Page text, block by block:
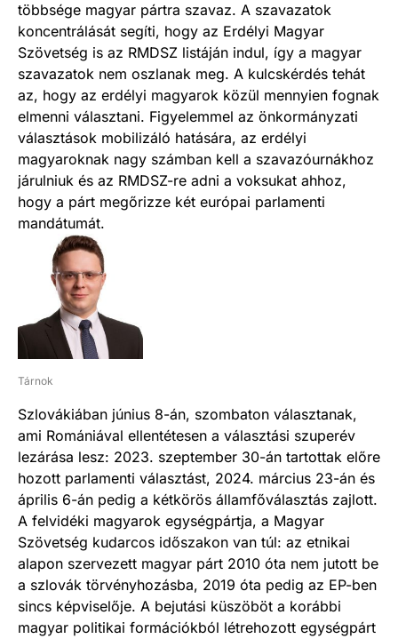
többsége magyar pártra szavaz. A szavazatok
koncentrálását segíti, hogy az Erdélyi Magyar
Szövetség is az RMDSZ listáján indul, így a magyar
szavazatok nem oszlanak meg. A kulcskérdés tehát
az, hogy az erdélyi magyarok közül mennyien fognak
elmenni választani. Figyelemmel az önkormányzati
választások mobilizáló hatására, az erdélyi
magyaroknak nagy számban kell a szavazóurnákhoz
járulniuk és az RMDSZ-re adni a voksukat ahhoz,
hogy a párt megőrizze két európai parlamenti
mandátumát.
Tárnok
Szlovákiában június 8-án, szombaton választanak,
ami Romániával ellentétesen a választási szuperév
lezárása lesz: 2023. szeptember 30-án tartottak előre
hozott parlamenti választást, 2024. március 23-án és
április 6-án pedig a kétkörös államfőválasztás zajlott.
A felvidéki magyarok egységpártja, a Magyar
Szövetség kudarcos időszakon van túl: az etnikai
alapon szervezett magyar párt 2010 óta nem jutott be
a szlovák törvényhozásba, 2019 óta pedig az EP-ben
sincs képviselője. A bejutási küszöböt a korábbi
magyar politikai formációkból létrehozott egységpárt